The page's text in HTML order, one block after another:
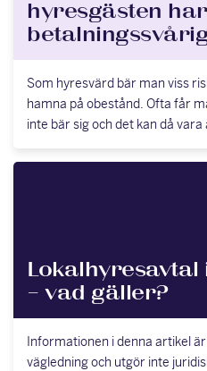
hyresgästen har
Som hyresvärd bär man viss
hamna på obestånd. Ofta får
inte bär sig och det kan då vara
– vad gäller?
Informationen i denna artikel
vägledning och utgör inte